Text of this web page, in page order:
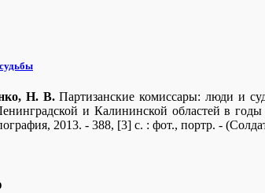
Н. В.Партизанские комиссары: люди и
и Калининской областей в
2013. - 388, [3] с. : фот., портр. -